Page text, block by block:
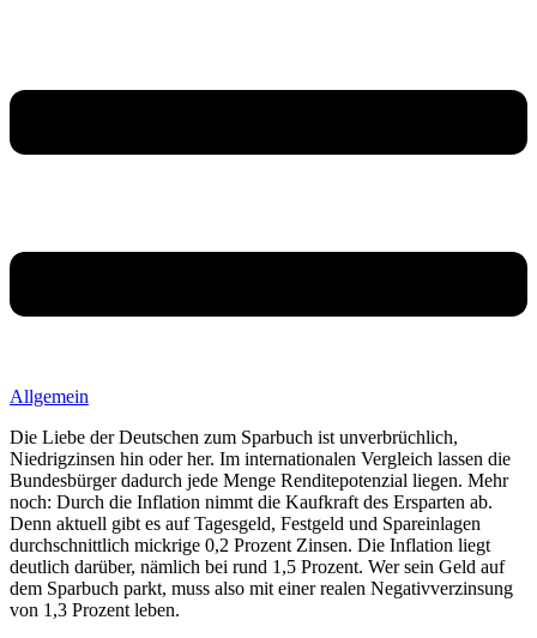
Allgemein
Die Liebe der Deutschen zum Sparbuch ist unverbrüchlich,
Niedrigzinsen hin oder her. Im internationalen Vergleich lassen die
Bundesbürger dadurch jede Menge Renditepotenzial liegen. Mehr
noch: Durch die Inflation nimmt die Kaufkraft des Ersparten ab.
Denn aktuell gibt es auf Tagesgeld, Festgeld und Spareinlagen
durchschnittlich mickrige 0,2 Prozent Zinsen. Die Inflation liegt
deutlich darüber, nämlich bei rund 1,5 Prozent. Wer sein Geld auf
dem Sparbuch parkt, muss also mit einer realen Negativverzinsung
von 1,3 Prozent leben.